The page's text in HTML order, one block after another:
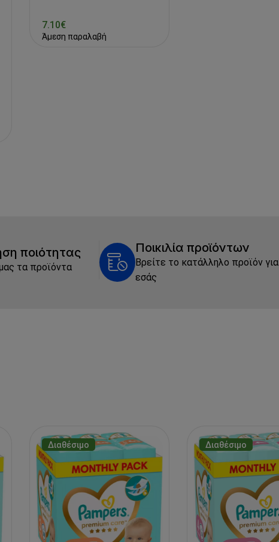
7.10€
Άμεση παραλαβή
ποιότητας
τα προϊόντα
Ποικιλία προϊόντων
Βρείτε το κατάλληλο προϊόν για
εσάς
Διαθέσιμο Διαθέσιμο